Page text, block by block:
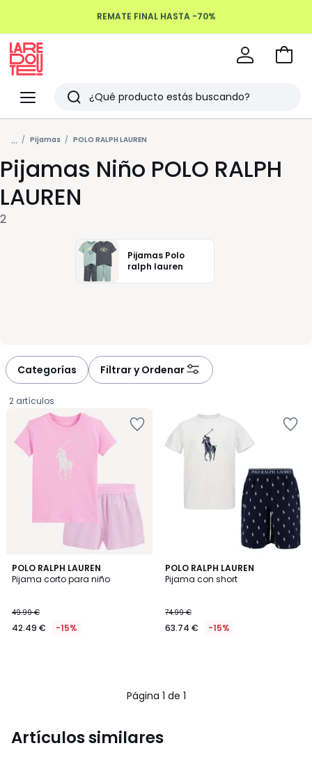
REMATE FINAL HASTA -70%
Devoluciones hasta 100 días
Menu
Redoute
Buscar
Últimos
artículos
vistos
Ir
... Pijamas POLO RALPH LAUREN
Pijamas Niño POLO RALPH
LAUREN
2
Pijamas Polo
ralph lauren
Categorías Filtrar y Ordenar
2 artículos
POLO RALPH LAUREN
Pijama corto para niño
€
en
aplicado.
49.99 €
42.49 € -15%
POLO RALPH LAUREN
Pijama con short
74.99 €
63.74 € -15%
Página 1 de 1
Artículos similares